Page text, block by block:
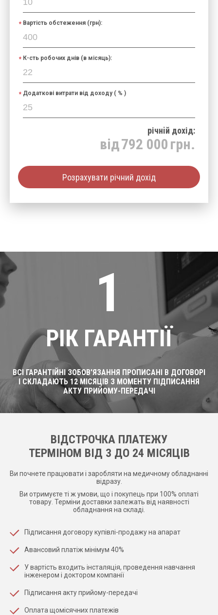
Вартість обстеження (грн):
К-сть робочих днів (в місяць):
Додаткові витрати від доходу ( % )
річнiй дохід:
від792 000 грн.
Розрахувати річний дохід
1
РІК ГАРАНТІЇ
ВСІ ГАРАНТІЙНІ ЗОБОВ'ЯЗАННЯ ПРОПИСАНІ В ДОГОВОРІ
І СКЛАДАЮТЬ 12 МІСЯЦІВ З МОМЕНТУ ПІДПИСАННЯ
АКТУ ПРИЙОМУ-ПЕРЕДАЧІ
ВІДСТРОЧКА ПЛАТЕЖУ
ТЕРМІНОМ ВІД 3 ДО 24 МІСЯЦІВ
Ви почнете працювати і заробляти на медичному обладнанні
відразу.
Ви отримуєте ті ж умови, що і покупець при 100% оплаті
товару. Терміни доставки залежать від наявності
обладнання на складі.
Підписання договору купівлі-продажу на апарат
Авансовий платіж мінімум 40%
У вартість входить інсталяція, проведення навчання
інженером і доктором компанії
Підписання акту прийому-передачі
Оплата щомісячних платежів